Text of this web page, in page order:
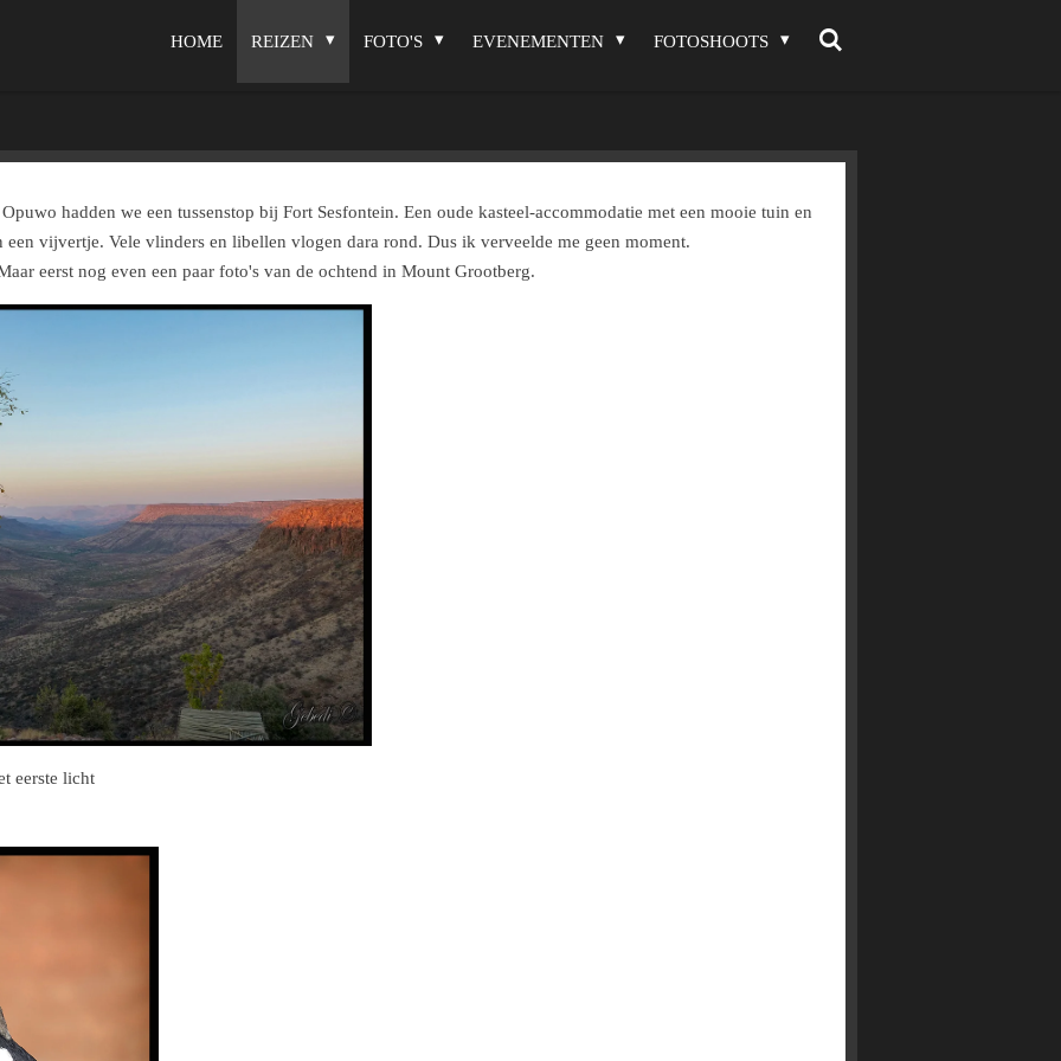
HOME REIZEN FOTO'S EVENEMENTEN FOTOSHOOTS
hadden we een tussenstop bij Fort Sesfontein. Een oude kasteel-accommodatie met een mooie tuin en
een vijvertje. Vele vlinders en libellen vlogen dara rond. Dus ik verveelde me geen moment.
eerst nog even een paar foto's van de ochtend in Mount Grootberg.
eerste licht